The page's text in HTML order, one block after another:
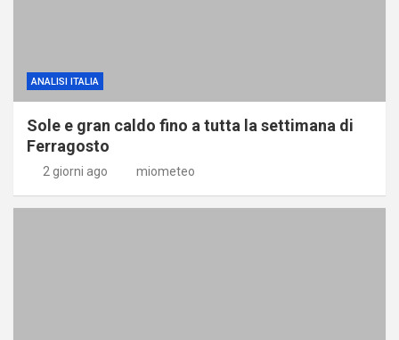
ANALISI ITALIA
Sole e gran caldo fino a tutta la settimana di
Ferragosto
2 giorni ago miometeo